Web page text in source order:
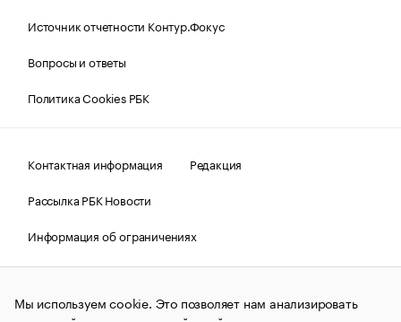
Источник отчетности Контур.Фокус
Вопросы и ответы
Политика Cookies РБК
Контактная информация
Редакция
Рассылка РБК Новости
Информация об ограничениях
Правовая информация
О соблюдении авторских прав
© АО «РОСБИЗНЕСКОНСАЛТИНГ»,1995–2026.Сообщения
Мы используем cookie. Это позволяет нам анализировать